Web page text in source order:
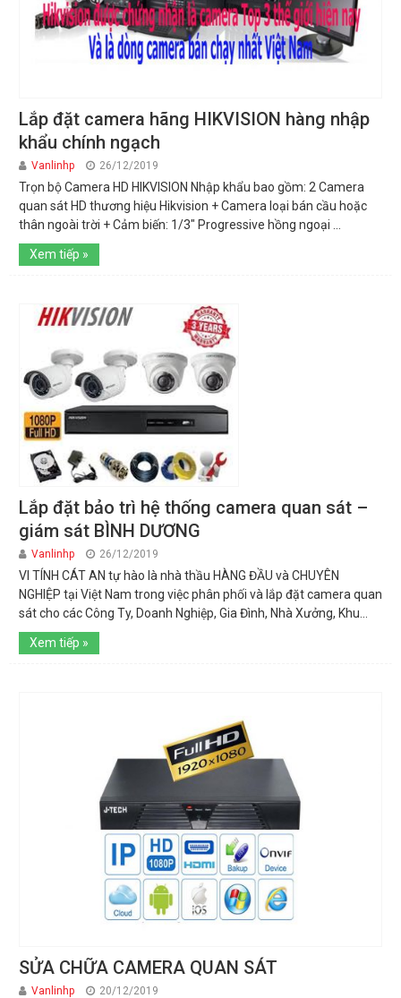
Lắp đặt camera hãng HIKVISION hàng nhập
khẩu chính ngạch
Vanlinhp 26/12/2019
Trọn bộ Camera HD HIKVISION Nhập khẩu bao gồm: 2 Camera
quan sát HD thương hiệu Hikvision + Camera loại bán cầu hoặc
thân ngoài trời + Cảm biến: 1/3" Progressive hồng ngoại ...
Xem tiếp »
Lắp đặt bảo trì hệ thống camera quan sát –
giám sát BÌNH DƯƠNG
Vanlinhp 26/12/2019
VI TÍNH CÁT AN tự hào là nhà thầu HÀNG ĐẦU và CHUYÊN
NGHIỆP tại Việt Nam trong việc phân phối và lắp đặt camera quan
sát cho các Công Ty, Doanh Nghiệp, Gia Đình, Nhà Xưởng, Khu...
Xem tiếp »
SỬA CHỮA CAMERA QUAN SÁT
Vanlinhp 20/12/2019